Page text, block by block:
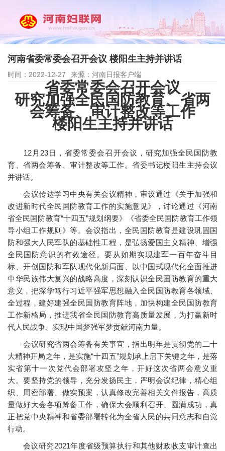
河南省委常委会召开会议 楼阳生主持并讲话
时间：2022-12-27 来源：河南日报客户端
省委常委会召开会议
研究加强全民国防教育、省两
会筹备、审计整改等工作
楼阳生主持并讲话
12月23日，省委常委会召开会议，研究加强全民国防教
育、省两会筹备、审计整改等工作。省委书记楼阳生主持会议
并讲话。
会议传达学习中央有关会议精神，审议通过《关于加强和
改进新时代全民国防教育工作的实施意见》，讨论通过《河南
省全民国防教育“十四五”规划纲要》《省委全民国防教育工作领
导小组工作规则》等。会议指出，全民国防教育是建设巩固国
防和强大人民军队的基础性工程，是弘扬爱国主义精神、增强
全民国防意识的有效途径。要从如期实现建军一百年奋斗目
标、开创国防和军队现代化新局面、以中国式现代化全面推进
中华民族伟大复兴的战略高度，深刻认识全民国防教育的重大
意义，把深学笃行习近平强军思想融入全民国防教育各领域、
全过程，建好建强全民国防教育阵地，加快构建全民国防教育
工作新格局，推进我省全民国防教育高质量发展，为打赢新时
代人民战争、实现中国梦强军梦贡献河南力量。
会议研究省两会筹备有关事宜，指出明年是贯彻党的二十
大精神开局之年，是实施“十四五”规划承上启下关键之年，是落
实省第十一次党代会部署攻坚之年，开好这次省两会意义重
大。要坚持党的领导，充分发扬民主，严明会议纪律，精心组
织、周密部署、做实预案，认真修改完善相关文件报告，高质
量做好大会各项筹备工作，确保大会顺利召开、圆满成功，真
正把党中央精神和省委部署转化为全省人民的共同意志和自觉
行动。
会议研究2021年度省级预算执行和其他财政收支审计查出